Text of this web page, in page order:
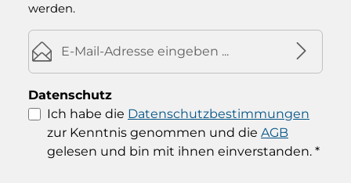
werden.
E-Mail-Adresse*
Datenschutz
Ich habe die Datenschutzbestimmungen
zur Kenntnis genommen und die AGB
gelesen und bin mit ihnen einverstanden. *